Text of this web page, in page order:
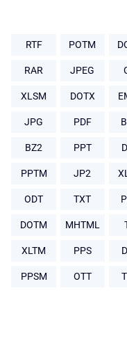
RTF POTM
RAR JPEG
XLSM DOTX
JPG PDF
BZ2 PPT
PPTM JP2
ODT TXT
DOTM MHTML
XLTM PPS
PPSM OTT